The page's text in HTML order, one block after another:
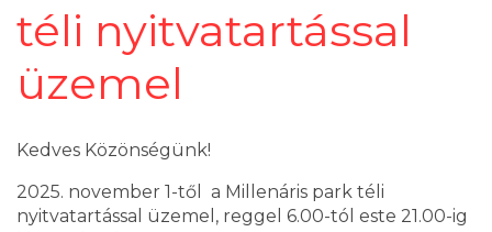
téli nyitvatartással
üzemel
Kedves Közönségünk!
2025. november 1-től a Millenáris park téli
nyitvatartással üzemel, reggel 6.00-tól este 21.00-ig